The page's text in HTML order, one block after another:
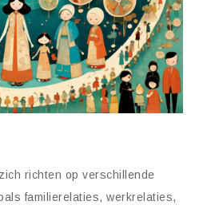
richten op verschillende
familierelaties, werkrelaties,